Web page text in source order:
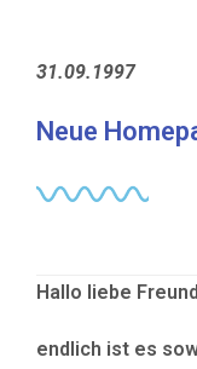
31.09.1997
Neue
Hallo liebe
endlich ist es